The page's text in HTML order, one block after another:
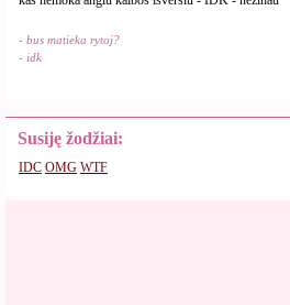
- bus matieka rytoj?
- idk
Susiję žodžiai:
IDC OMG WTF